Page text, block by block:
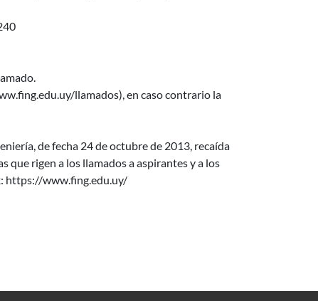
llamados), en caso contrario la
de fecha 24 de octubre de 2013, recaída
que rigen a los llamados a aspirantes y a los
https://www.fing.edu.uy/